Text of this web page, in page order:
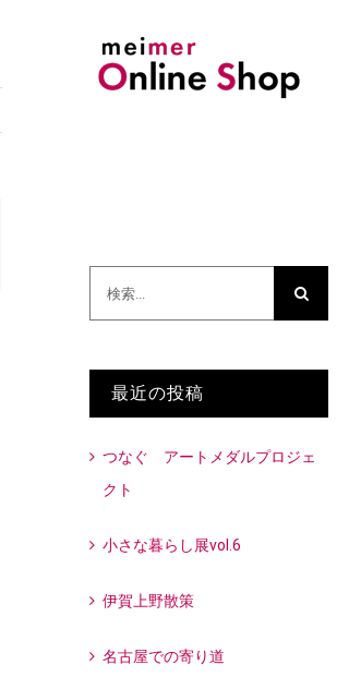
最近の投稿
つなぐ アートメダルプロジェ
クト
小さな暮らし展vol.6
伊賀上野散策
名古屋での寄り道